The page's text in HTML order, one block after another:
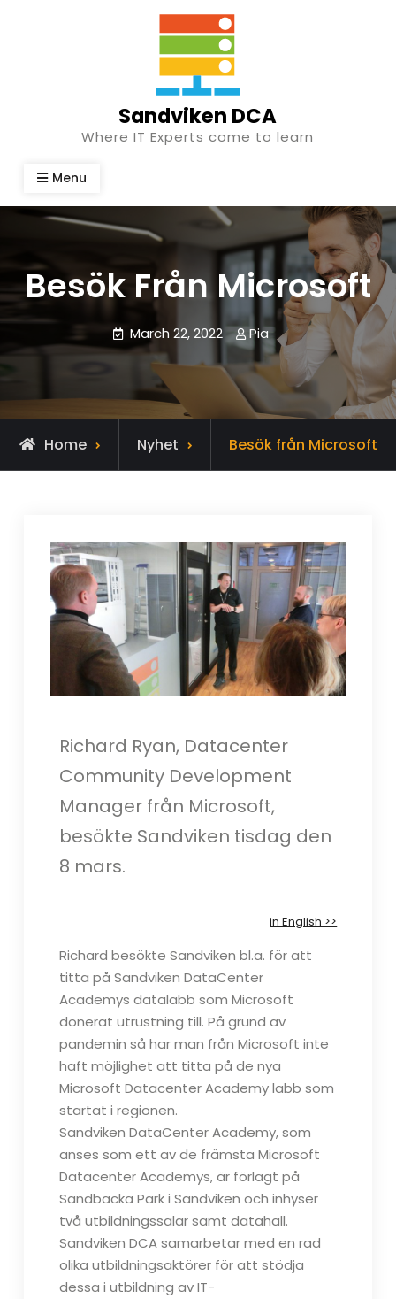
Sandviken DCA
Where IT Experts come to learn
Menu
Besök Från Microsoft
March 22, 2022 Pia
Home Nyhet Besök från Microsoft
Richard Ryan, Datacenter
Community Development
Manager från Microsoft,
besökte Sandviken tisdag den
8 mars.
in English >>
Richard besökte Sandviken bl.a. för att
titta på Sandviken DataCenter
Academys datalabb som Microsoft
donerat utrustning till. På grund av
pandemin så har man från Microsoft inte
haft möjlighet att titta på de nya
Microsoft Datacenter Academy labb som
startat i regionen.
Sandviken DataCenter Academy, som
anses som ett av de främsta Microsoft
Datacenter Academys, är förlagt på
Sandbacka Park i Sandviken och inhyser
två utbildningssalar samt datahall.
Sandviken DCA samarbetar med en rad
olika utbildningsaktörer för att stödja
dessa i utbildning av IT-